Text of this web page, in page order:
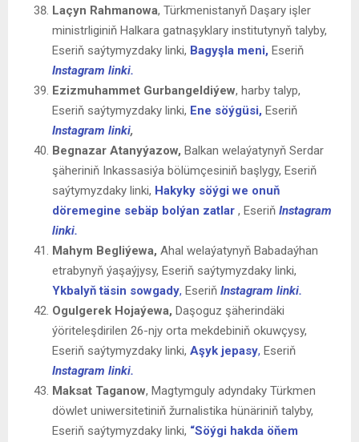
Laçyn Rahmanowa, Türkmenistanyň Daşary işler
ministrliginiň Halkara gatnaşyklary institutynyň talyby,
Eseriň saýtymyzdaky linki, Bagyşla meni, Eseriň
Instagram linki.
Ezizmuhammet Gurbangeldiýew, harby talyp,
Eseriň saýtymyzdaky linki, Ene söýgüsi, Eseriň
Instagram linki,
Begnazar Atanyýazow, Balkan welaýatynyň Serdar
şäheriniň Inkassasiýa bölümçesiniň başlygy, Eseriň
saýtymyzdaky linki, Hakyky söýgi we onuň
döremegine sebäp bolýan zatlar , Eseriň Instagram
linki.
Mahym Begliýewa, Ahal welaýatynyň Babadaýhan
etrabynyň ýaşaýjysy, Eseriň saýtymyzdaky linki,
Ykbalyň täsin sowgady, Eseriň Instagram linki.
Ogulgerek Hojaýewa, Daşoguz şäherindäki
ýöriteleşdirilen 26-njy orta mekdebiniň okuwçysy,
Eseriň saýtymyzdaky linki, Aşyk jepasy, Eseriň
Instagram linki.
Maksat Taganow, Magtymguly adyndaky Türkmen
döwlet uniwersitetiniň žurnalistika hünäriniň talyby,
Eseriň saýtymyzdaky linki, “Söýgi hakda öňem